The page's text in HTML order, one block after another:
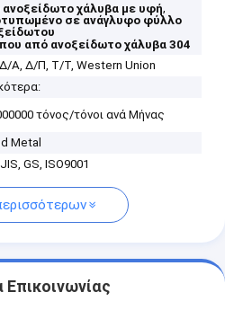
ανοξείδωτο χάλυβα με υφή,
σε ανάγλυφο φύλλο
από ανοξείδωτο χάλυβα 304
Α, Δ/Π, Τ/Τ, Western Union
τόνος/τόνοι ανά Μήνας
Metal
GS, ISO9001
Επικοινωνίας